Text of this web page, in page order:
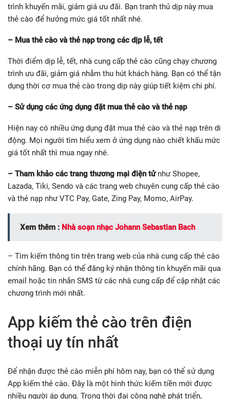
trình khuyến mãi, giảm giá ưu đãi. Bạn tranh thủ dịp này mua
thẻ cào để hưởng mức giá tốt nhất nhé.
– Mua thẻ cào và thẻ nạp trong các dịp lễ, tết
Thời điểm dịp lễ, tết, nhà cung cấp thẻ cào cũng chạy chương
trình ưu đãi, giảm giá nhằm thu hút khách hàng. Bạn có thể tận
dụng thời cơ mua thẻ cào trong dịp này giúp tiết kiệm chi phí.
– Sử dụng các ứng dụng đặt mua thẻ cào và thẻ nạp
Hiện nay có nhiều ứng dụng đặt mua thẻ cào và thẻ nạp trên di
động. Mọi người tìm hiểu xem ở ứng dụng nào chiết khấu mức
giá tốt nhất thì mua ngay nhé.
– Tham khảo các trang thương mại điện tửnhư Shopee,
Lazada, Tiki, Sendo và các trang web chuyên cung cấp thẻ cào
và thẻ nạp như VTC Pay, Gate, Zing Pay, Momo, AirPay.
Xem thêm : Nhà soạn nhạc Johann Sebastian Bach
– Tìm kiếm thông tin trên trang web của nhà cung cấp thẻ cào
chính hãng. Bạn có thể đăng ký nhận thông tin khuyến mãi qua
email hoặc tin nhắn SMS từ các nhà cung cấp để cập nhật các
chương trình mới nhất.
App kiếm thẻ cào trên điện
thoại uy tín nhất
Để nhận được thẻ cào miễn phí hôm nay, bạn có thể sử dụng
App kiếm thẻ cào. Đây là một hình thức kiếm tiền mới được
nhiều người áp dụng. Trong thời đại công nghệ phát triển,